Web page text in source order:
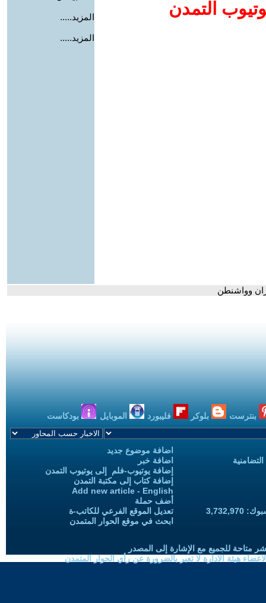
التمدن المزيد.....
المزيد.....
وواشنطن
بنترست بلوكر فليبورد الموبايل بودكاست
اضافة موضوع جديد
اضافة خبر
إضافة يوتيوب-فلم إلى يوتيوب التمدن
إضافة كتاب إلى مكتبة التمدن
Add new article - English
أضف حملة
تعديل الموقع الفرعي للكاتب-ة
ابحث في موقع الحوار المتمدن
متاحة للجميع مع الإشارة إلى المصدر
هيئة الادارة لا تعبر بالضرورة عن رأي الحوار المتمدن